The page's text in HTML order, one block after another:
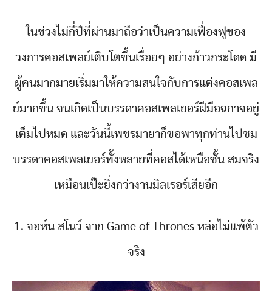
ในช่วงไม่กี่ปีที่ผ่านมาถือว่าเป็นความเฟื่องฟูของ
วงการคอสเพลย์เติบโตขึ้นเรื่อยๆ อย่างก้าวกระโดด มี
ผู้คนมากมายเริ่มมาให้ความสนใจกับการแต่งคอสเพล
ย์มากขึ้น จนเกิดเป็นบรรดาคอสเพลเยอร์ฝีมือฉกาจอยู่
เต็มไปหมด และวันนี้เพชรมายาก็ขอพาทุกท่านไปชม
บรรดาคอสเพลเยอร์ทั้งหลายที่คอสได้เหนือชั้น สมจริง
เหมือนเป๊ะยิ่งกว่างานมิลเรอร์เสียอีก
1. จอห์น สโนว์ จาก Game of Thrones หล่อไม่แพ้ตัว
จริง